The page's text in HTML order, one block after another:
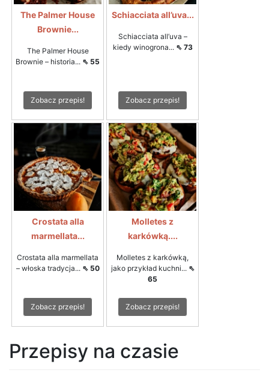
The Palmer House
Brownie...
The Palmer House
Brownie – historia... ⇖ 55
Zobacz przepis!
Schiacciata all’uva...
Schiacciata all’uva –
kiedy winogrona... ⇖ 73
Zobacz przepis!
Crostata alla
marmellata...
Crostata alla marmellata
– włoska tradycja... ⇖ 50
Zobacz przepis!
Molletes z
karkówką....
Molletes z karkówką,
jako przykład kuchni... ⇖
65
Zobacz przepis!
Przepisy na czasie